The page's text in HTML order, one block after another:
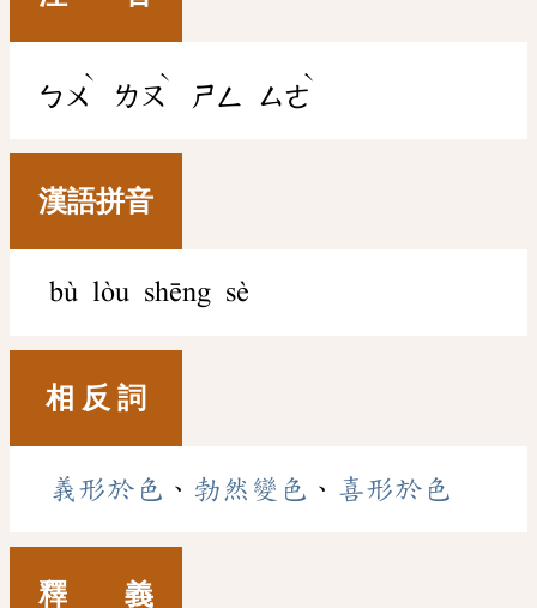
ㄅㄨ
ˋ
ㄌㄡ
ˋ
ㄕㄥ ㄙㄜ
ˋ
漢語拼音
bù lòu shēng sè
相 反 詞
義形於色 、 勃然變色 、 喜形於色
釋 義